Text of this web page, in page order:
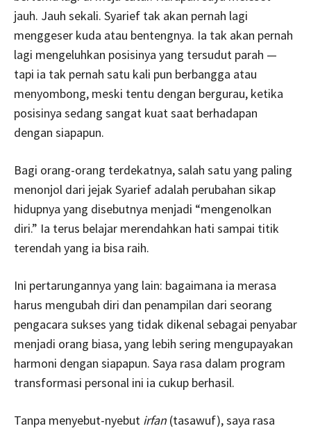
jauh. Jauh sekali. Syarief tak akan pernah lagi
menggeser kuda atau bentengnya. Ia tak akan pernah
lagi mengeluhkan posisinya yang tersudut parah —
tapi ia tak pernah satu kali pun berbangga atau
menyombong, meski tentu dengan bergurau, ketika
posisinya sedang sangat kuat saat berhadapan
dengan siapapun.
Bagi orang-orang terdekatnya, salah satu yang paling
menonjol dari jejak Syarief adalah perubahan sikap
hidupnya yang disebutnya menjadi “mengenolkan
diri.” Ia terus belajar merendahkan hati sampai titik
terendah yang ia bisa raih.
Ini pertarungannya yang lain: bagaimana ia merasa
harus mengubah diri dan penampilan dari seorang
pengacara sukses yang tidak dikenal sebagai penyabar
menjadi orang biasa, yang lebih sering mengupayakan
harmoni dengan siapapun. Saya rasa dalam program
transformasi personal ini ia cukup berhasil.
Tanpa menyebut-nyebut irfan (tasawuf), saya rasa